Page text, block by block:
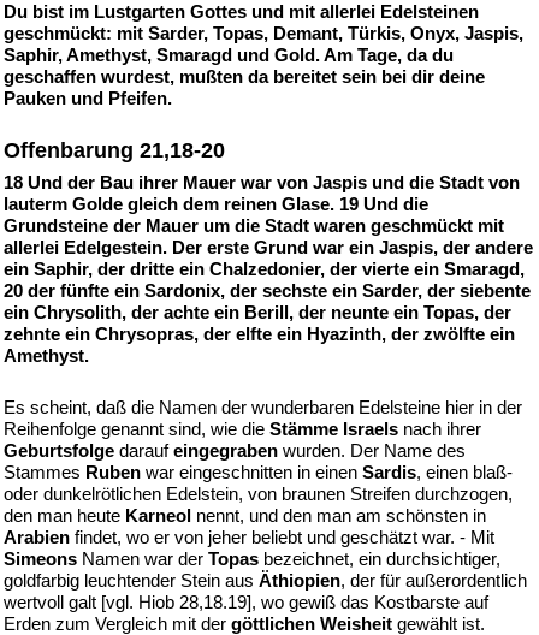
Du bist im Lustgarten Gottes und mit allerlei Edelsteinen
geschmückt: mit Sarder, Topas, Demant, Türkis, Onyx, Jaspis,
Saphir, Amethyst, Smaragd und Gold. Am Tage, da du
geschaffen wurdest, mußten da bereitet sein bei dir deine
Pauken und Pfeifen.
Offenbarung 21,18-20
18 Und der Bau ihrer Mauer war von Jaspis und die Stadt von
lauterm Golde gleich dem reinen Glase. 19 Und die
Grundsteine der Mauer um die Stadt waren geschmückt mit
allerlei Edelgestein. Der erste Grund war ein Jaspis, der andere
ein Saphir, der dritte ein Chalzedonier, der vierte ein Smaragd,
20 der fünfte ein Sardonix, der sechste ein Sarder, der siebente
ein Chrysolith, der achte ein Berill, der neunte ein Topas, der
zehnte ein Chrysopras, der elfte ein Hyazinth, der zwölfte ein
Amethyst.
Es scheint, daß die Namen der wunderbaren Edelsteine hier in der
Reihenfolge genannt sind, wie die Stämme Israels nach ihrer
Geburtsfolge daraufeingegraben wurden. Der Name des
Stammes Ruben war eingeschnitten in einen Sardis, einen blaß-
oder dunkelrötlichen Edelstein, von braunen Streifen durchzogen,
den man heute Karneol nennt, und den man am schönsten in
Arabien findet, wo er von jeher beliebt und geschätzt war. - Mit
Simeons Namen war der Topas bezeichnet, ein durchsichtiger,
goldfarbig leuchtender Stein aus Äthiopien, der für außerordentlich
wertvoll galt [vgl. Hiob 28,18.19], wo gewiß das Kostbarste auf
Erden zum Vergleich mit der göttlichen Weisheit gewählt ist.